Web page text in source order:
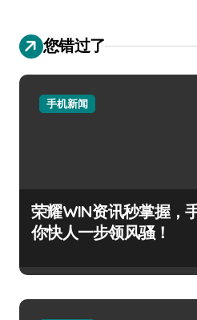
您错过了
手机新闻
荣耀WIN资讯秒掌握，
你快人一步领风骚！